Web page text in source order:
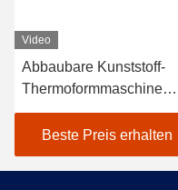
Video
Abbaubare Kunststoff-
Thermoformmaschine
Maximale Formtiefe 180
mmBeste Preis erhalten